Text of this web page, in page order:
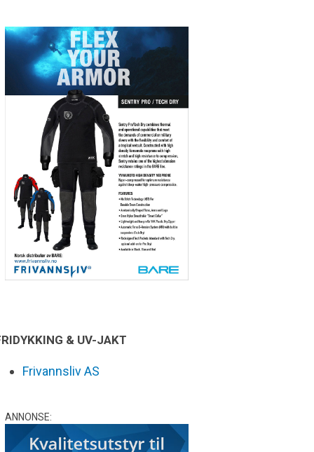
& UV-JAKT
Frivannsliv AS
ANNONSE: